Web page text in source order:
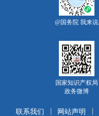
@国务院 我来说
国家知识产权局
政务微博
联系我们 网站声明